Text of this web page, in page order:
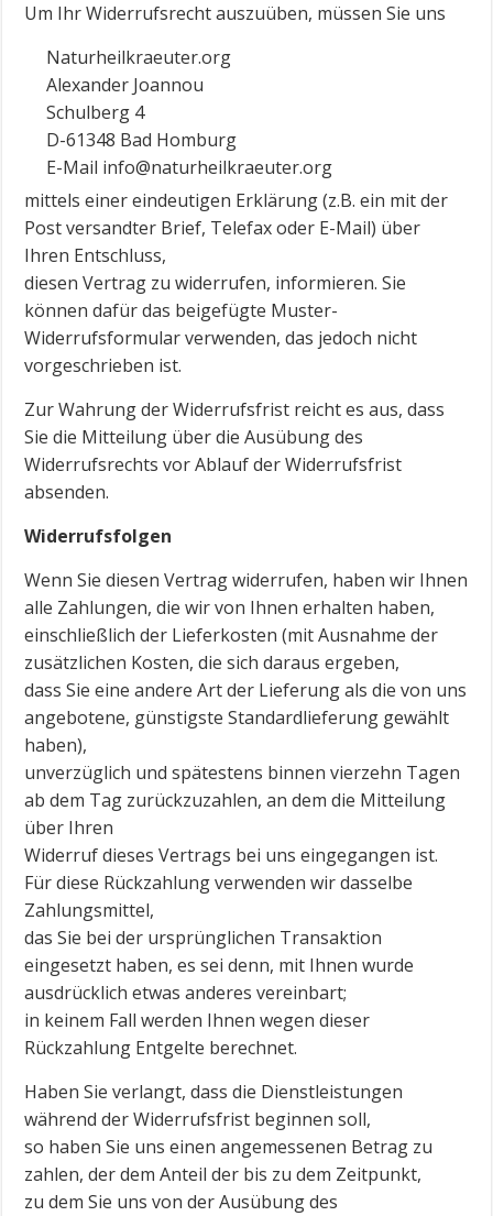
Um Ihr Widerrufsrecht auszuüben, müssen Sie uns
Naturheilkraeuter.org
Alexander Joannou
Schulberg 4
D-61348 Bad Homburg
E-Mail info@naturheilkraeuter.org
mittels einer eindeutigen Erklärung (z.B. ein mit der
Post versandter Brief, Telefax oder E-Mail) über
Ihren Entschluss,
diesen Vertrag zu widerrufen, informieren. Sie
können dafür das beigefügte Muster-
Widerrufsformular verwenden, das jedoch nicht
vorgeschrieben ist.
Zur Wahrung der Widerrufsfrist reicht es aus, dass
Sie die Mitteilung über die Ausübung des
Widerrufsrechts vor Ablauf der Widerrufsfrist
absenden.
Widerrufsfolgen
Wenn Sie diesen Vertrag widerrufen, haben wir Ihnen
alle Zahlungen, die wir von Ihnen erhalten haben,
einschließlich der Lieferkosten (mit Ausnahme der
zusätzlichen Kosten, die sich daraus ergeben,
dass Sie eine andere Art der Lieferung als die von uns
angebotene, günstigste Standardlieferung gewählt
haben),
unverzüglich und spätestens binnen vierzehn Tagen
ab dem Tag zurückzuzahlen, an dem die Mitteilung
über Ihren
Widerruf dieses Vertrags bei uns eingegangen ist.
Für diese Rückzahlung verwenden wir dasselbe
Zahlungsmittel,
das Sie bei der ursprünglichen Transaktion
eingesetzt haben, es sei denn, mit Ihnen wurde
ausdrücklich etwas anderes vereinbart;
in keinem Fall werden Ihnen wegen dieser
Rückzahlung Entgelte berechnet.
Haben Sie verlangt, dass die Dienstleistungen
während der Widerrufsfrist beginnen soll,
so haben Sie uns einen angemessenen Betrag zu
zahlen, der dem Anteil der bis zu dem Zeitpunkt,
zu dem Sie uns von der Ausübung des